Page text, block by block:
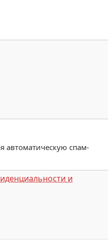
автоматическую спам-
и